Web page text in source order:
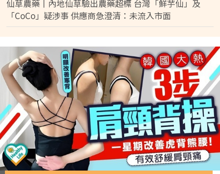
仙草農藥丨內地仙草驗出農藥超標 台灣「鮮芋仙」及
「CoCo」疑涉事 供應商急澄清：未流入市面